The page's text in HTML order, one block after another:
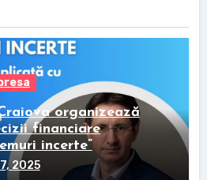
organizează
financiare
incerte”
2025